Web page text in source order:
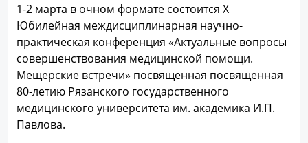
1-2 марта в очном формате состоится X
Юбилейная междисциплинарная научно-
практическая конференция «Актуальные вопросы
совершенствования медицинской помощи.
Мещерские встречи» посвященная посвященная
80-летию Рязанского государственного
медицинского университета им. академика И.П.
Павлова.